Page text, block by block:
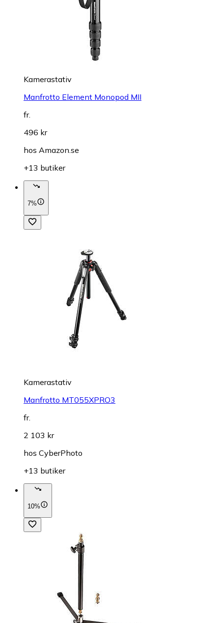
Kamerastativ
Manfrotto Element Monopod MII
fr.
496 kr
hos Amazon.se
+13 butiker
7%
Kamerastativ
Manfrotto MT055XPRO3
fr.
2 103 kr
hos CyberPhoto
+13 butiker
10%